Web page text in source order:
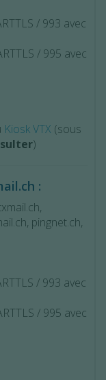
/ 993 avec
/ 995 avec
Kiosk VTX (sous
)
:
pingnet.ch,
/ 993 avec
/ 995 avec